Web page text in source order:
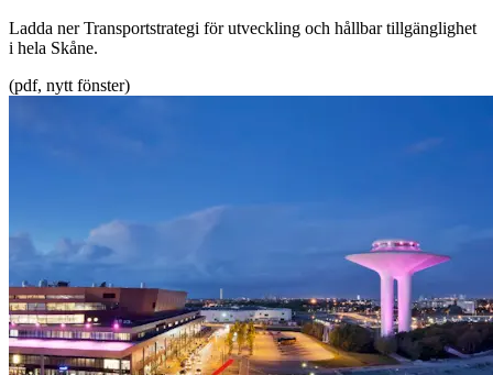
Ladda ner Transportstrategi för utveckling och hållbar tillgänglighet
i hela Skåne.
(pdf, nytt fönster)